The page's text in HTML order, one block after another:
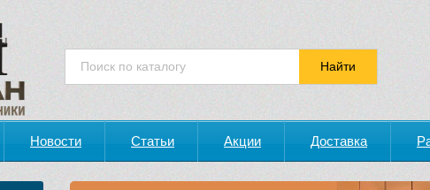
Новости Статьи Акции Доставка